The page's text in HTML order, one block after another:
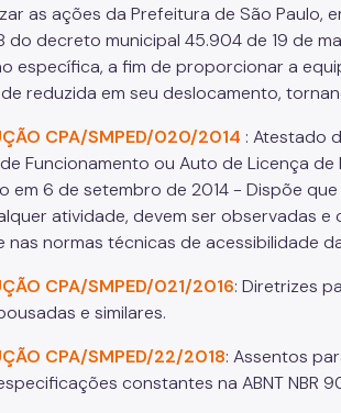
as ações da Prefeitura de São Paulo,
do decreto municipal 45.904 de 19 de
específica, a fim de proporcionar a
reduzida em seu deslocamento,
CPA/SMPED/020/2014 : Atestado
Funcionamento ou Auto de Licença
em 6 de setembro de 2014 - Dispõe
atividade, devem ser observadas
nas normas técnicas de acessibilidade da
CPA/SMPED/021/2016: Diretrizes
e similares.
CPA/SMPED/22/2018: Assentos
constantes na ABNT NBR